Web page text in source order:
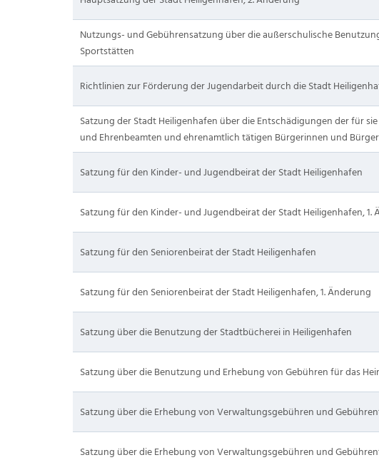
Nutzungs- und Gebührensatzung über die außerschulische
Sportstätten
Richtlinien zur Förderung der Jugendarbeit durch die Stadt
Satzung der Stadt Heiligenhafen über die Entschädigungen der für
und Ehrenbeamten und ehrenamtlich tätigen Bürgerinnen und Bürger
Satzung für den Kinder- und Jugendbeirat der Stadt Heiligenhafen
Satzung für den Kinder- und Jugendbeirat der Stadt Heiligenhafen, 1.
Satzung für den Seniorenbeirat der Stadt Heiligenhafen
Satzung für den Seniorenbeirat der Stadt Heiligenhafen, 1. Änderung
Satzung über die Benutzung der Stadtbücherei in Heiligenhafen
Satzung über die Benutzung und Erhebung von Gebühren für das
Satzung über die Erhebung von Verwaltungsgebühren und
Satzung über die Erhebung von Verwaltungsgebühren und